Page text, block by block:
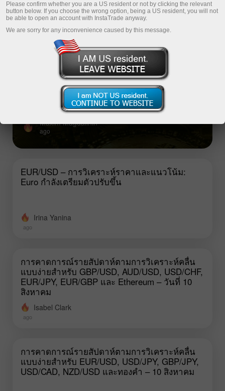
Top analysis articles
คำแนะนำการเทรดสำหรับตลาดคริปโตเค
อร์เรนซีประจำวันที่ 10 สิงหาคม
คำแนะนำการเทรดสำหรับตลาดคริปโตเคอร์เรนซีประจำ
วันที่ 10 สิงหาคม
Maxim Magdalinin
ago
EUR/USD – การวิเคราะห์ราคาและแนวโน้ม:
Euro กำลังเตรียมตัวปรับขึ้น
Irina Yanina
ago
การคาดการณ์รายสัปดาห์ตามการวิเคราะห์คลื่น
แบบง่ายสำหรับ GBP/USD, AUD/USD, USD/CHF,
EUR/JPY, EUR/GBP และ Ethereum – วันที่ 10
สิงหาคม
Isabel Clark
ago
การคาดการณ์รายสัปดาห์ตามการวิเคราะห์คลื่น
แบบง่ายสำหรับ EUR/USD, USD/JPY, GBP/JPY,
USD/CAD, NZD/USD และทองคำ – 10 สิงหาคม
Please confirm whether you are a US resident or not by clicking the relevant
button below. If you choose the wrong option, being a US resident, you will not
be able to open an account with InstaTrade anyway.
We are sorry for any inconvenience caused by this message.